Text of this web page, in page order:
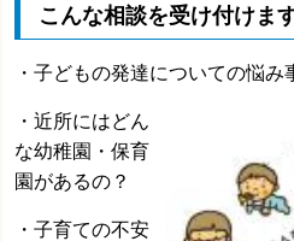
こんな相談を受け付けま
・子どもの発達についての悩み
・近所にはどん
な幼稚園・保育
園があるの？
・子育ての不安